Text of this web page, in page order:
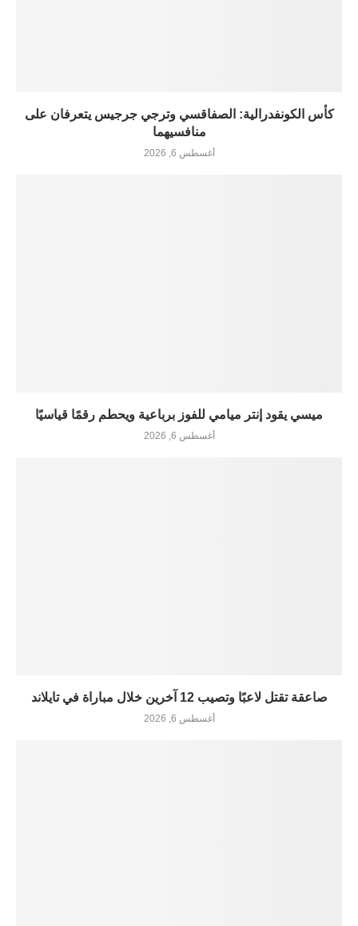
كأس الكونفدرالية: الصفاقسي وترجي جرجيس يتعرفان على
منافسيهما
أغسطس 6, 2026
ميسي يقود إنتر ميامي للفوز برباعية ويحطم رقمًا قياسيًا
أغسطس 6, 2026
صاعقة تقتل لاعبًا وتصيب 12 آخرين خلال مباراة في تايلاند
أغسطس 6, 2026